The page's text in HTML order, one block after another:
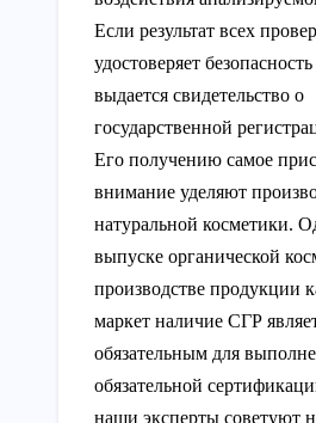
Если результат всех
удостоверяет
выдается свидетельство о
государственной
Его получению самое
внимание уделяют
натуральной косметики.
выпуске органической
производстве продукции
маркет наличие СГР
обязательным для
обязательной
наши эксперты советуют